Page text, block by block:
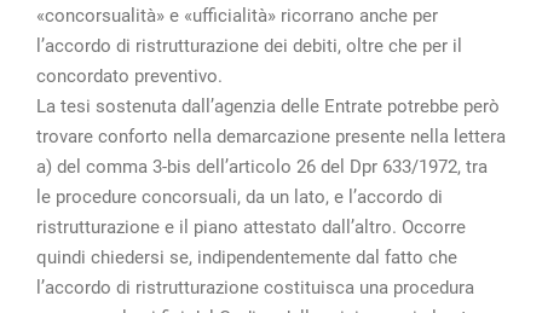
«concorsualità» e «ufficialità» ricorrano anche per
l’accordo di ristrutturazione dei debiti, oltre che per il
concordato preventivo.
La tesi sostenuta dall’agenzia delle Entrate potrebbe però
trovare conforto nella demarcazione presente nella lettera
a) del comma 3-bis dell’articolo 26 del Dpr 633/1972, tra
le procedure concorsuali, da un lato, e l’accordo di
ristrutturazione e il piano attestato dall’altro. Occorre
quindi chiedersi se, indipendentemente dal fatto che
l’accordo di ristrutturazione costituisca una procedura